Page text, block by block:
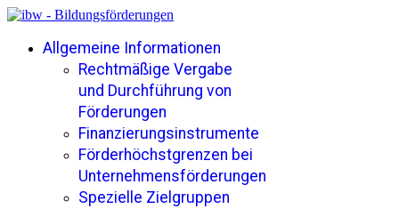
Allgemeine Informationen
Rechtmäßige Vergabe
und Durchführung von
Förderungen
Finanzierungsinstrumente
Förderhöchstgrenzen bei
Unternehmensförderungen
Spezielle Zielgruppen